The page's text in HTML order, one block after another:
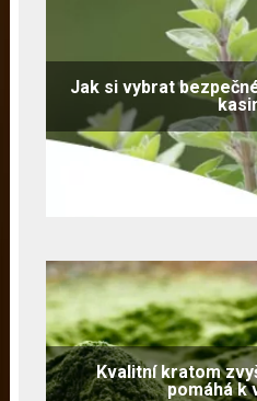
Jak si vybrat
Kvalitní kratom
pomáhá k